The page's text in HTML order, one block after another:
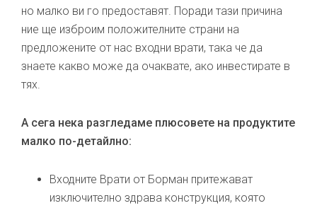
но малко ви го предоставят. Поради тази причина
ние ще изброим положителните страни на
предложените от нас входни врати, така че да
знаете какво може да очаквате, ако инвестирате в
тях.
А сега нека разгледаме плюсовете на продуктите
малко по-детайлно:
Входните Врати от Борман притежават
изключително здрава конструкция, която